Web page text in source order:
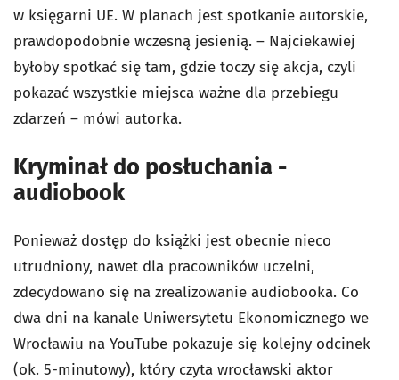
w księgarni UE. W planach jest spotkanie autorskie,
prawdopodobnie wczesną jesienią. – Najciekawiej
byłoby spotkać się tam, gdzie toczy się akcja, czyli
pokazać wszystkie miejsca ważne dla przebiegu
zdarzeń – mówi autorka.
Kryminał do posłuchania -
audiobook
Ponieważ dostęp do książki jest obecnie nieco
utrudniony, nawet dla pracowników uczelni,
zdecydowano się na zrealizowanie audiobooka. Co
dwa dni na kanale Uniwersytetu Ekonomicznego we
Wrocławiu na YouTube pokazuje się kolejny odcinek
(ok. 5-minutowy), który czyta wrocławski aktor